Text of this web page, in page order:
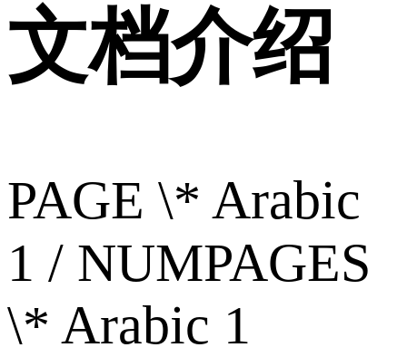
文档介绍
PAGE \* Arabic
1 / NUMPAGES
\* Arabic 1